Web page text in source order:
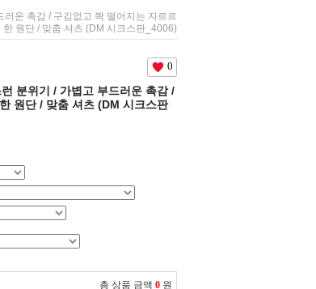
운 촉감 / 구김없고 쫙 떨어지는 자르르
한 원단 / 맞춤 셔츠 (DM 시크스판_4006)
0
분위기 / 가볍고 부드러운 촉감 /
원단 / 맞춤 셔츠 (DM 시크스판
총 상품 금액 0 원